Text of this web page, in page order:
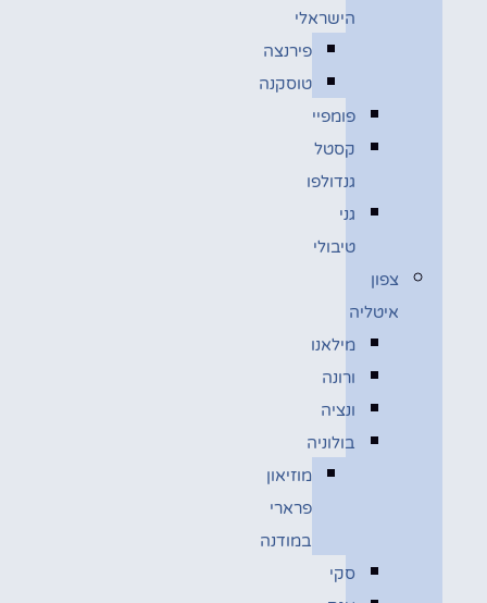
הישראלי
פירנצה
טוסקנה
פומפיי
קסטל
גנדולפו
גני
טיבולי
צפון
איטליה
מילאנו
ורונה
ונציה
בולוניה
מוזיאון
פרארי
במודנה
סקי